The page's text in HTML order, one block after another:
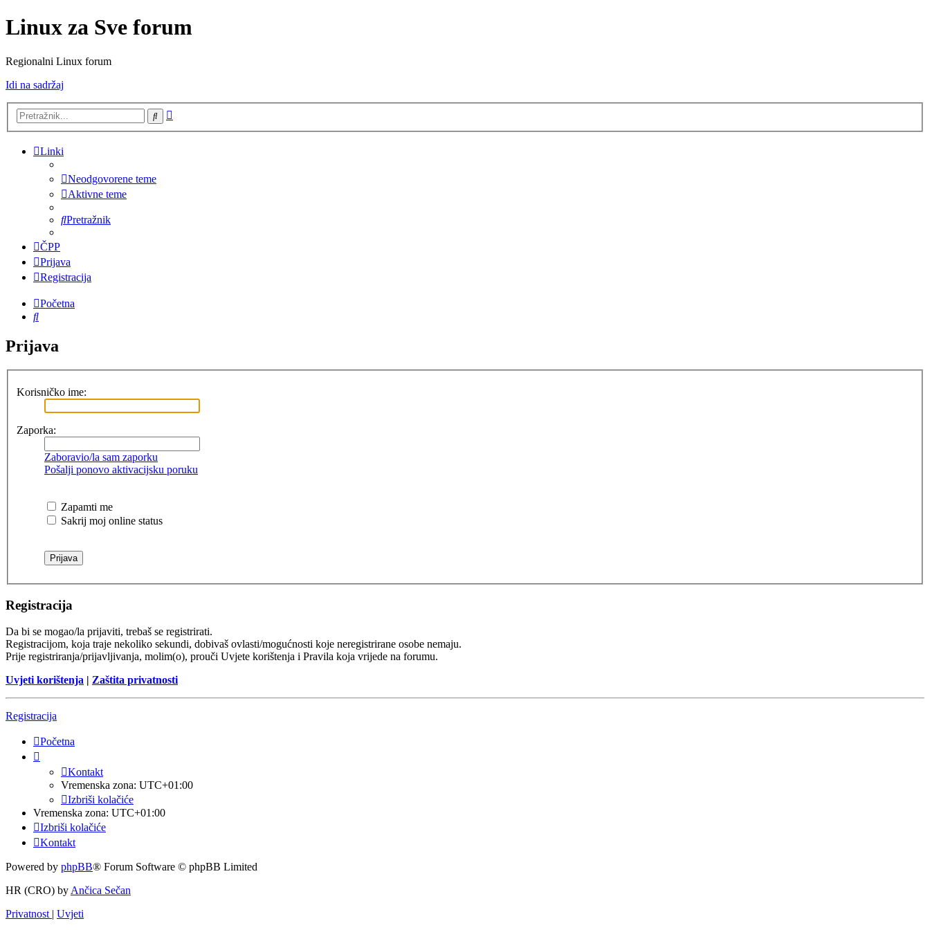
Linux za Sve forum
Regionalni Linux forum
Idi na sadržaj
Pretražnik
Linki
Neodgovorene teme
Aktivne teme
Pretražnik
ČPP
Prijava
Registracija
Početna
Pretražnik
Prijava
Korisničko ime:
Zaporka:
Zaboravio/la sam zaporku
Pošalji ponovo aktivacijsku poruku
Zapamti me
Sakrij moj online status
Registracija
Da bi se mogao/la prijaviti, trebaš se registrirati.
Registracijom, koja traje nekoliko sekundi, dobivaš ovlasti/mogućnosti koje neregistrirane osobe nemaju.
Prije registriranja/prijavljivanja, molim(o), prouči Uvjete korištenja i Pravila koja vrijede na forumu.
Uvjeti korištenja | Zaštita privatnosti
Registracija
Početna
Kontakt
Vremenska zona: UTC+01:00
Izbriši kolačiće
Vremenska zona: UTC+01:00
Izbriši kolačiće
Kontakt
Powered by phpBB® Forum Software © phpBB Limited
HR (CRO) by Ančica Sečan
Privatnost | Uvjeti